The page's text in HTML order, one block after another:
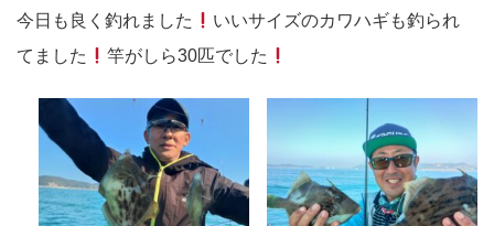
今日も良く釣れました
いいサイズのカワハギも釣られ
てました
竿がしら30匹でした